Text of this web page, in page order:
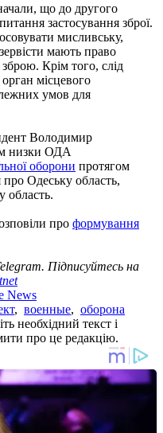
що до другого
застосування зброї.
мисливську,
мають право
Крім того, слід
місцевого
умов для
Володимир
низки ОДА
оборони протягом
Одеську область,
область.
про формування
Підписуйтесь на
News
, военные, оборона
необхідний текст і
про це редакцію.